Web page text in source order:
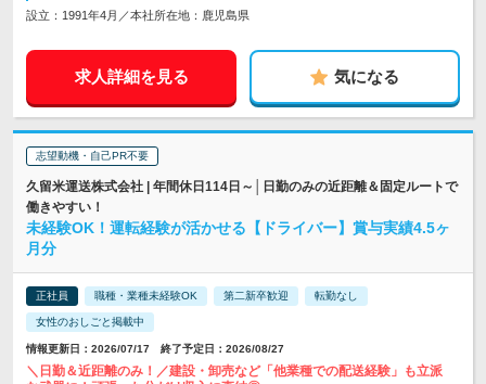
設立：1991年4月／本社所在地：鹿児島県
求人詳細を見る 気になる
志望動機・自己PR不要
久留米運送株式会社 | 年間休日114日～│日勤のみの近距離＆固定ルートで
働きやすい！
未経験OK！運転経験が活かせる【ドライバー】賞与実績4.5ヶ
月分
正社員 職種・業種未経験OK 第二新卒歓迎 転勤なし
女性のおしごと掲載中
情報更新日：2026/07/17 終了予定日：2026/08/27
＼日勤＆近距離のみ！／建設・卸売など「他業種での配送経験」も立派